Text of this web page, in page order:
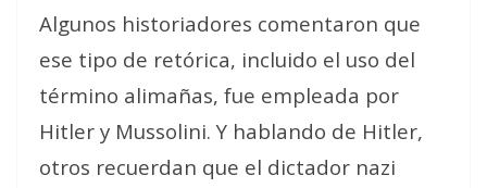
Algunos historiadores comentaron que
ese tipo de retórica, incluido el uso del
término alimañas, fue empleada por
Hitler y Mussolini. Y hablando de Hitler,
otros recuerdan que el dictador nazi